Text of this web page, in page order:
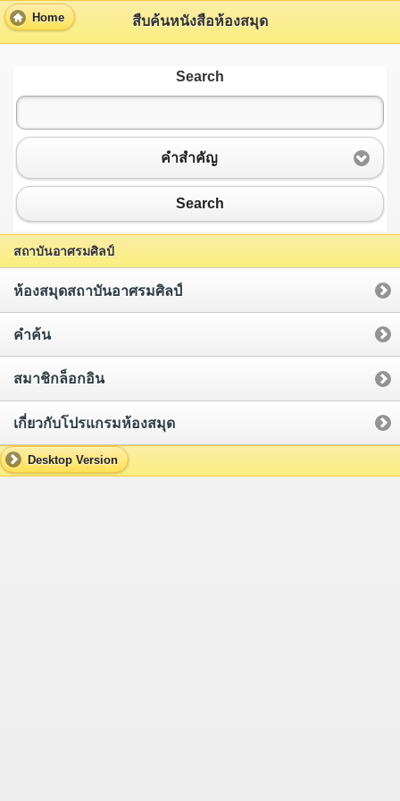
Home สืบค้นหนังสือห้องสมุด
Search
คำสำคัญ
Search
สถาบันอาศรมศิลป์
ห้องสมุดสถาบันอาศรมศิลป์
คำค้น
สมาชิกล็อกอิน
เกี่ยวกับโปรแกรมห้องสมุด
Desktop Version